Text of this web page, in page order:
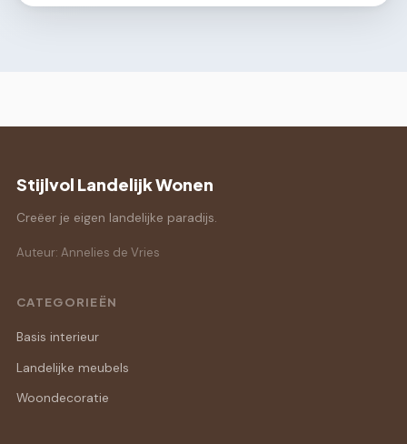
Stijlvol Landelijk Wonen
Creëer je eigen landelijke paradijs.
Auteur: Annelies de Vries
CATEGORIEËN
Basis interieur
Landelijke meubels
Woondecoratie